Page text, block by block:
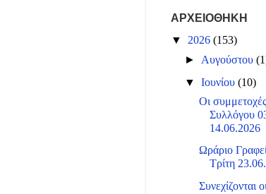
ΑΡΧΕΙΟΘΗΚΗ
▼ 2026 (153)
► Αυγούστου
▼Ιουνίου(10)
Οι
Συλλόγου
14.06.2026
Ωράριο
Τρίτη
Συνεχίζονται